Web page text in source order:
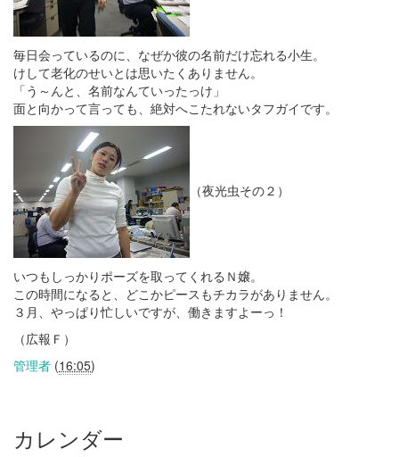
毎日会っているのに、なぜか彼の名前だけ忘れる小生。
けして老化のせいとは思いたくありません。
「う～んと、名前なんていったっけ」
面と向かって言っても、絶対へこたれないタフガイです。
（夜光虫その２）
いつもしっかりポーズを取ってくれるＮ嬢。
この時間になると、どこかピースもチカラがありません。
３月、やっぱり忙しいですが、働きますよーっ！
（広報Ｆ）
管理者 (16:05)
カレンダー